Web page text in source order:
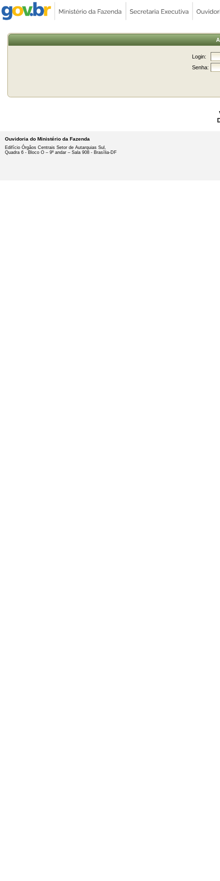
Login:
Senha:
Ouvidoria do Ministério da Fazenda
Edifício Órgãos Centrais Setor de Autarquias Sul,
Quadra 6 - Bloco O – 9º andar – Sala 908 - Brasília-DF